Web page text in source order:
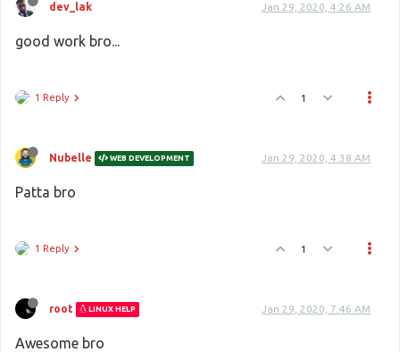
dev_lak Jan 29, 2020, 4:26 AM
good work bro...
1 Reply 1
Nubelle WEB DEVELOPMENT Jan 29, 2020, 4:38 AM
Patta bro
1 Reply 1
root LINUX HELP Jan 29, 2020, 7:46 AM
Awesome bro